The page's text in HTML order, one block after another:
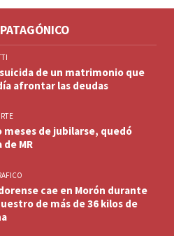
de un matrimonio que
afrontar las deudas
meses de jubilarse, quedó
MR
cae en Morón durante
de más de 36 kilos de